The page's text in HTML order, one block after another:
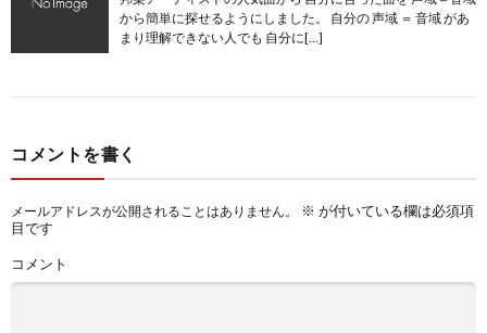
から簡単に探せるようにしました。 自分の 声域 ＝ 音域 があ
まり理解できない人でも 自分に[…]
コメントを書く
メールアドレスが公開されることはありません。 ※ が付いている欄は必須項
目です
コメント